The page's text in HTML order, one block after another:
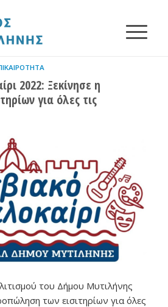
2022: Ξεκίνησε η
για όλες τις
του Δήμου Μυτιλήνης
των εισιτηρίων για όλες